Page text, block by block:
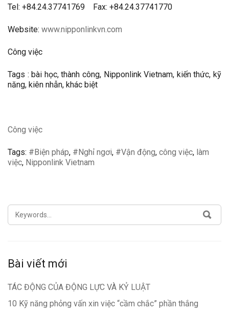
Tel: +84.24.37741769 Fax: +84.24.37741770
Website: www.nipponlinkvn.com
Công việc
Tags : bài học, thành công, Nipponlink Vietnam, kiến thức, kỹ
năng, kiên nhẫn, khác biệt
Công việc
Tags: #Biện pháp, #Nghỉ ngơi, #Vận động, công việc, làm
việc, Nipponlink Vietnam
SEARCH
FOR:
Bài viết mới
TÁC ĐỘNG CỦA ĐỘNG LỰC VÀ KỶ LUẬT
10 Kỹ năng phỏng vấn xin việc “cầm chắc” phần thắng